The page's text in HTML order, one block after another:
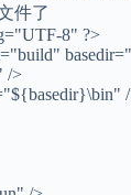
件了
8" ?>
/>